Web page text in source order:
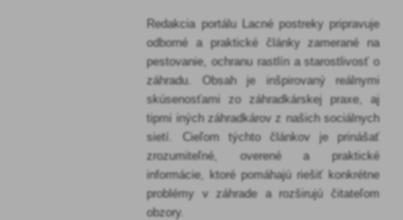
Redakcia portálu Lacné postreky pripravuje
odborné a praktické články zamerané na
pestovanie, ochranu rastlín a starostlivosť o
záhradu. Obsah je inšpirovaný reálnymi
skúsenosťami zo záhradkárskej praxe, aj
tipmi iných záhradkárov z našich sociálnych
sietí. Cieľom týchto článkov je prinášať
zrozumiteľné, overené a praktické
informácie, ktoré pomáhajú riešiť konkrétne
problémy v záhrade a rozširujú čitateľom
obzory.